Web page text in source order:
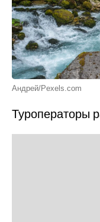
Андрей/Pexels.com
Туроператоры